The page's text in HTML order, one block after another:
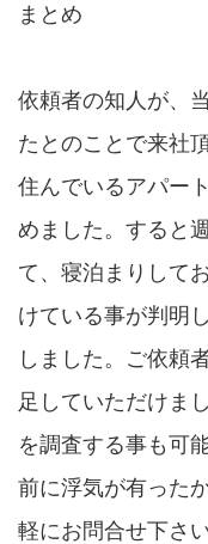
まとめ
依頼者の知人が、
たとのことで来社
住んでいるアパー
めました。すると
て、寝泊まりして
けている事が判明
しました。ご依頼
足していただけま
を調査する事も可
前に浮気が有った
軽にお問合せ下さい